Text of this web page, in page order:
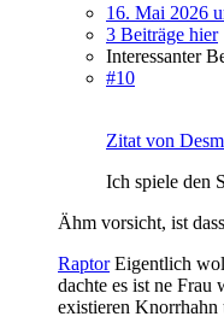
16. Mai 2026
3 Beiträge hier
Interessanter
#10
Zitat von
Ich spiele den
Ähm vorsicht, ist
RaptorEigentlich
dachte es ist ne Frau
existieren Knorrhahn